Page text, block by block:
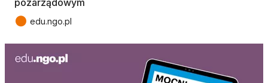
pozarządowym
● edu.ngo.pl